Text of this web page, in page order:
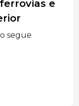
golpes
que SC